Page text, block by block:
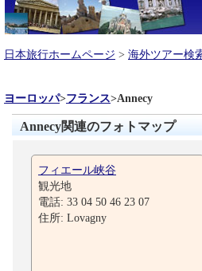
日本旅行ホームページ > 海外ツアー検
ヨーロッパ>フランス>Annecy
Annecy関連のフォトマップ
フィエール峡谷
観光地
電話: 33 04 50 46 23 07
住所: Lovagny